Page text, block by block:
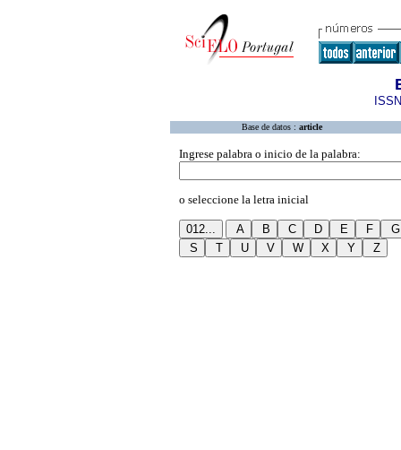
Base de datos : article
Ingrese palabra o inicio de la palabra:
o seleccione la letra inicial